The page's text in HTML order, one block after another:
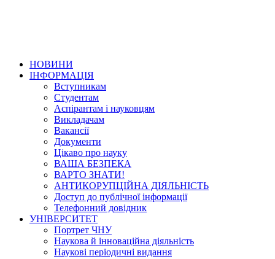
НОВИНИ
ІНФОРМАЦІЯ
Вступникам
Студентам
Аспірантам і науковцям
Викладачам
Вакансії
Документи
Цікаво про науку
ВАША БЕЗПЕКА
ВАРТО ЗНАТИ!
АНТИКОРУПЦІЙНА ДІЯЛЬНІСТЬ
Доступ до публічної інформації
Телефонний довідник
УНІВЕРСИТЕТ
Портрет ЧНУ
Наукова й інноваційна діяльність
Наукові періодичні видання